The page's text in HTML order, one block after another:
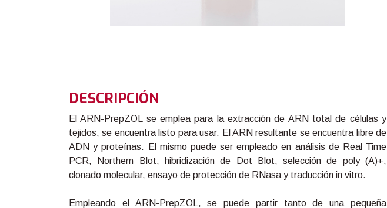
DESCRIPCIÓN
El ARN-PrepZOL se emplea para la extracción de ARN total de células y
tejidos, se encuentra listo para usar. El ARN resultante se encuentra libre de
ADN y proteínas. El mismo puede ser empleado en análisis de Real Time
PCR, Northern Blot, hibridización de Dot Blot, selección de poly (A)+,
clonado molecular, ensayo de protección de RNasa y traducción in vitro.
Empleando el ARN-PrepZOL, se puede partir tanto de una pequeña